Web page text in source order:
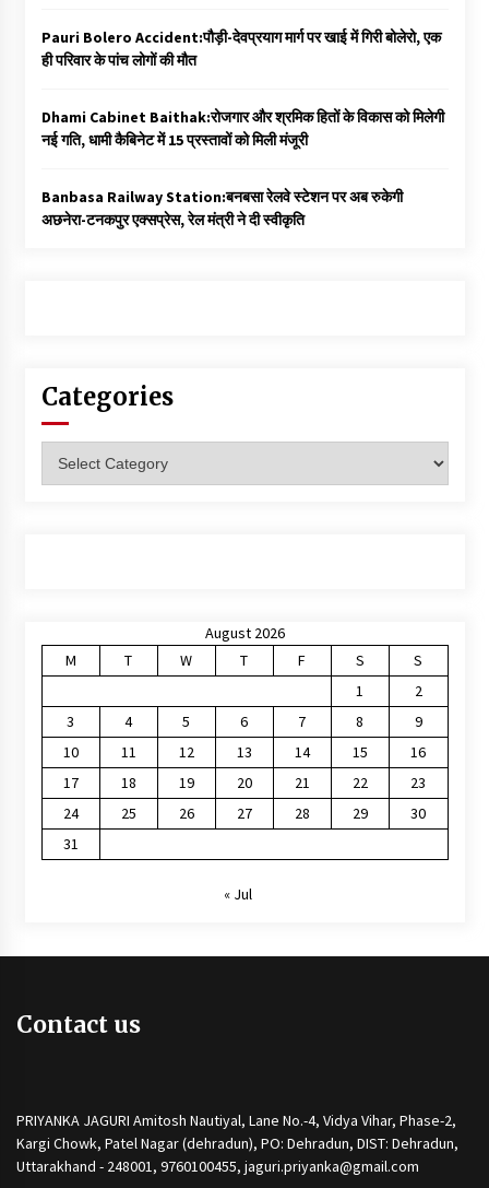
Pauri Bolero Accident:पौड़ी-देवप्रयाग मार्ग पर खाई में गिरी बोलेरो, एक
ही परिवार के पांच लोगों की मौत
Dhami Cabinet Baithak:रोजगार और श्रमिक हितों के विकास को मिलेगी
नई गति, धामी कैबिनेट में 15 प्रस्तावों को मिली मंजूरी
Banbasa Railway Station:बनबसा रेलवे स्टेशन पर अब रुकेगी
अछनेरा-टनकपुर एक्सप्रेस, रेल मंत्री ने दी स्वीकृति
Categories
August 2026
M
T W T F S
S
1
2
3
4 5 6 7 8
9
10
11 12 13 14 15
16
17
18 19 20 21 22
23
24
25 26 27 28 29
30
31
« Jul
Contact us
PRIYANKA JAGURI Amitosh Nautiyal, Lane No.-4, Vidya Vihar, Phase-2,
Kargi Chowk, Patel Nagar (dehradun), PO: Dehradun, DIST: Dehradun,
Uttarakhand - 248001, 9760100455, jaguri.priyanka@gmail.com